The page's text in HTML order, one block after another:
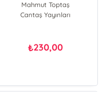
Mahmut Toptaş
Cantaş Yayınları
₺230,00